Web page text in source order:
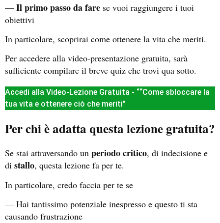
— Il primo passo da fare se vuoi raggiungere i tuoi
obiettivi
In particolare, scoprirai come ottenere la vita che meriti.
Per accedere alla video-presentazione gratuita, sarà
sufficiente compilare il breve quiz che trovi qua sotto.
Accedi alla Video-Lezione Gratuita - ““Come sbloccare la
tua vita e ottenere ciò che meriti”
Per chi è adatta questa lezione gratuita?
Se stai attraversando un periodo critico, di indecisione e
di stallo, questa lezione fa per te.
In particolare, credo faccia per te se
— Hai tantissimo potenziale inespresso e questo ti sta
causando frustrazione